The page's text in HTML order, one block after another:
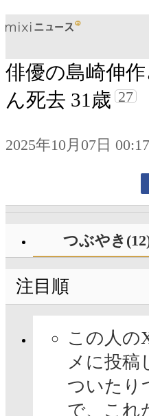
俳優の島崎伸作
ん死去 31歳 27
2025年10月07日 00:17
つぶやき
注目順
この人の
メに投稿
ついたり
で、これ